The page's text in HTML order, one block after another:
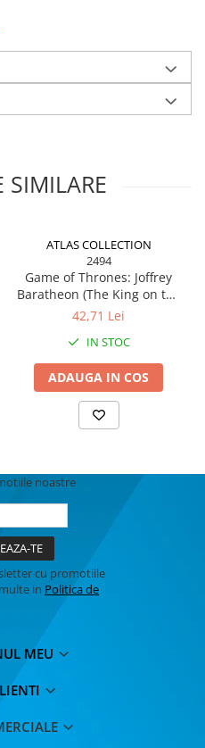
SIMILARE
ATLAS COLLECTION
2494
Game of Thrones: Joffrey
Baratheon (The King on the
Iron Throne), Figurina
42,71 Lei
IN STOC
ADAUGA IN COS
noastre
cu promotiile
in Politica de
MEU